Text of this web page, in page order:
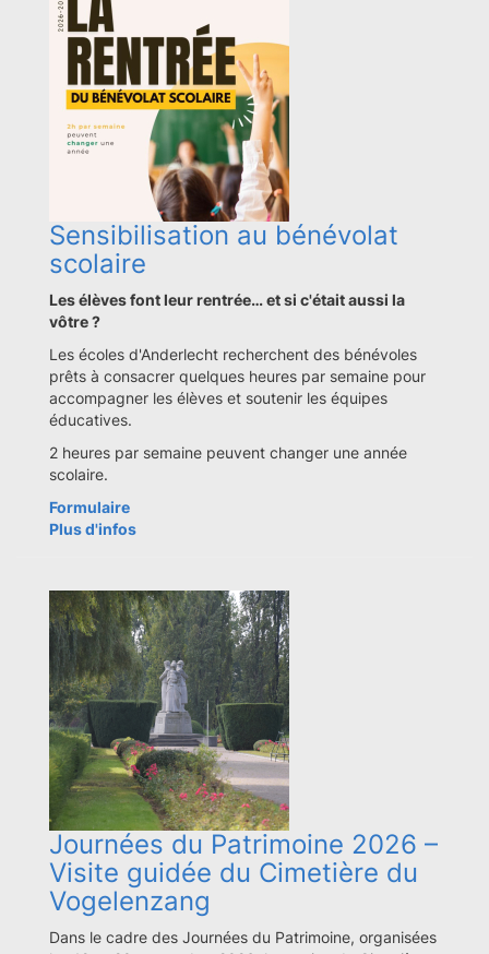
Sensibilisation au bénévolat
scolaire
Les élèves font leur rentrée… et si c'était aussi la
vôtre ?
Les écoles d'Anderlecht recherchent des bénévoles
prêts à consacrer quelques heures par semaine pour
accompagner les élèves et soutenir les équipes
éducatives.
2 heures par semaine peuvent changer une année
scolaire.
Formulaire
Plus d'infos
Journées du Patrimoine 2026 –
Visite guidée du Cimetière du
Vogelenzang
Dans le cadre des Journées du Patrimoine, organisées